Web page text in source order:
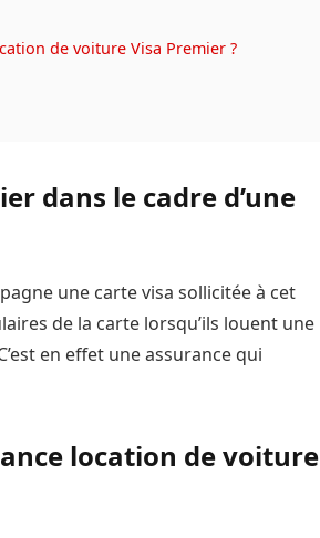
de voiture Visa Premier ?
dans le cadre d’une
une carte visa sollicitée à cet
de la carte lorsqu’ils louent une
en effet une assurance qui
location de voiture